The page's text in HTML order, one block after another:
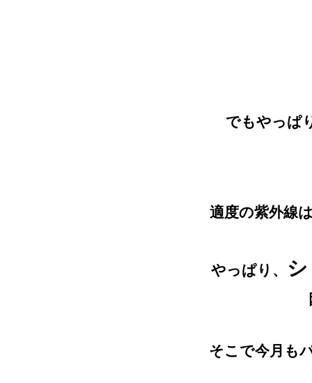
でもやっぱ
適度の紫外線
やっぱり、
そこで今月も